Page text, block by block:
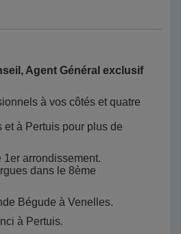
Agent Général exclusif
à vos côtés et quatre
à Pertuis pour plus de
arrondissement.
dans le 8ème
Bégude à Venelles.
à Pertuis.